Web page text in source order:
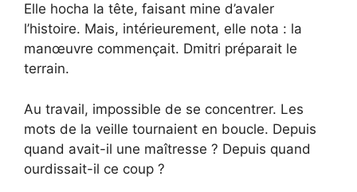
Elle hocha la tête, faisant mine d’avaler
l’histoire. Mais, intérieurement, elle nota : la
manœuvre commençait. Dmitri préparait le
terrain.
Au travail, impossible de se concentrer. Les
mots de la veille tournaient en boucle. Depuis
quand avait-il une maîtresse ? Depuis quand
ourdissait-il ce coup ?